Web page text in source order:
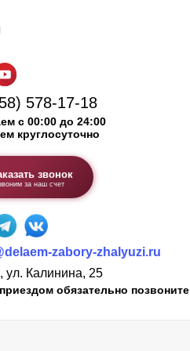
578-17-18
с 00:00 до 24:00
круглосуточно
звонок
за наш счет
zabory-zhalyuzi.ru
ул. Калинина, 25
обязательно позвоните